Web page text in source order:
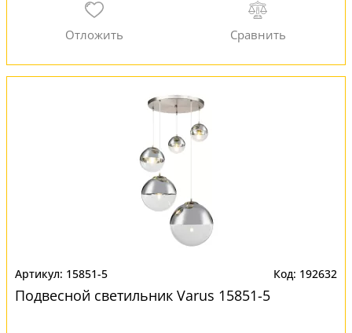
15851-5 192632
Подвесной светильник Varus 15851-5